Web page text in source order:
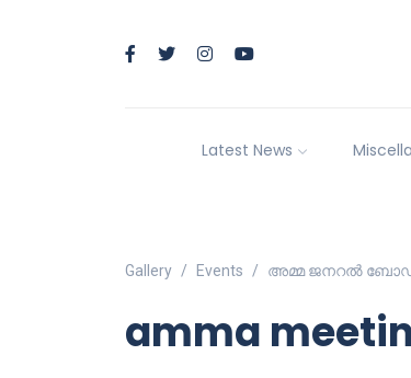
Latest News
Gallery Events അമ്മ ജനറല്‍ ബോഡി
amma